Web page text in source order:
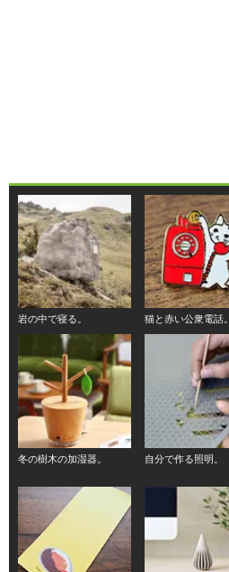
岩の中で寝る。 猫と赤い公衆電話。
冬の樹木の加湿器。 自分で作る照明。